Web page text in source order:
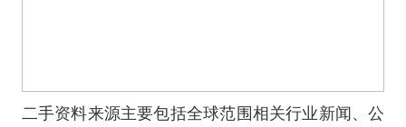
二手资料来源主要包括全球范围相关行业新闻、公